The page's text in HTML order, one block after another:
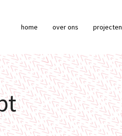
home over ons projecten